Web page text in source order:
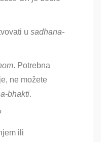
u sadhana-
. Potrebna
ne možete
bhakti.
ili